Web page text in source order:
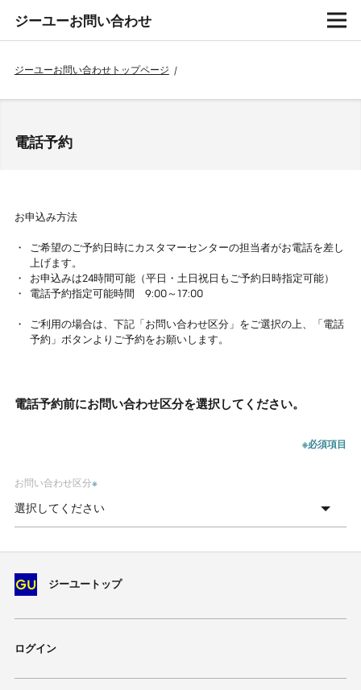
ジーユーお問い合わせ
ジーユーお問い合わせトップページ /
電話予約
お申込み方法
ご希望のご予約日時にカスタマーセンターの担当者がお電話を差し
上げます。
お申込みは24時間可能（平日・土日祝日もご予約日時指定可能）
電話予約指定可能時間 9:00～17:00
ご利用の場合は、下記「お問い合わせ区分」をご選択の上、「電話
予約」ボタンよりご予約をお願いします。
電話予約前にお問い合わせ区分を選択してください。
※必須項目
お問い合わせ区分※
ジーユートップ
ログイン